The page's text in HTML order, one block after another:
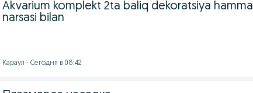
Akvarium komplekt 2ta baliq dekoratsiya hamma
narsasi bilan
Караул - Сегодня в 08:42